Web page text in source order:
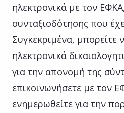
ηλεκτρονικά με τον
συνταξιοδότησης που
Συγκεκριμένα, μπορείτε
ηλεκτρονικά
για την απονομή της
επικοινωνήσετε με τον
ενημερωθείτε για την